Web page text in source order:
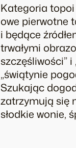
Kategoria topoi
owe pierwotne
i będące
trwałymi
szczęśliwości”
„świątynie
Szukając
zatrzymują się
słodkie wonie,